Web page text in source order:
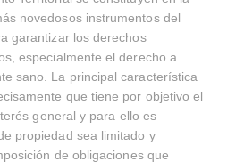
novedosos instrumentos del
garantizar los derechos
especialmente el derecho a
sano. La principal característica
que tiene por objetivo el
general y para ello es
propiedad sea limitado y
de obligaciones que